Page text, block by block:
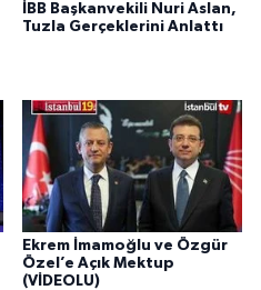
İBB Başkanvekili Nuri Aslan,
Tuzla Gerçeklerini Anlattı
Ekrem İmamoğlu ve Özgür
Özel’e Açık Mektup
(VİDEOLU)